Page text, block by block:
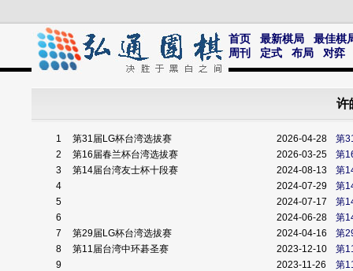
首页 最新棋局
最佳棋
周刊
定式 布局 对弈
许
1 第31届LG杯台湾选拔赛 2026-04-28
第
2
第16届春兰杯台湾选拔赛 2026-03-25
第
3
第14届台湾友士杯十段赛 2024-08-13
第
4
2024-07-29
第
5
2024-07-17
第
6
2024-06-28
第
7
第29届LG杯台湾选拔赛 2024-04-16
第
8
第11届台湾中环碁圣赛 2023-12-10
第
9
2023-11-26
第